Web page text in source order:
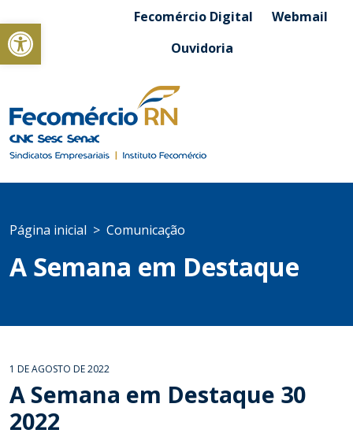
Abrir a barra de ferramentasFecomércio Digital
Webmail
Ouvidoria
Página inicial Comunicação
A Semana em Destaque
1 DE AGOSTO DE 2022
A Semana em Destaque 30
2022